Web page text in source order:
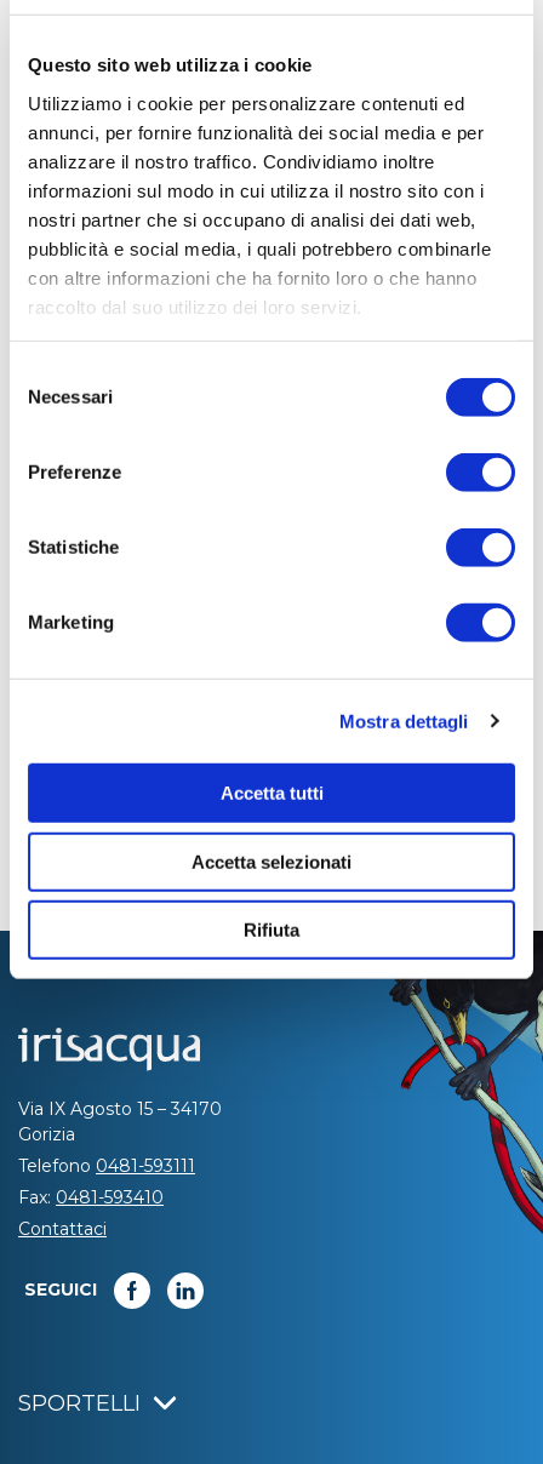
Questo sito web utilizza i cookie
Utilizziamo i cookie per personalizzare contenuti ed
annunci, per fornire funzionalità dei social media e per
analizzare il nostro traffico. Condividiamo inoltre
informazioni sul modo in cui utilizza il nostro sito con i
nostri partner che si occupano di analisi dei dati web,
pubblicità e social media, i quali potrebbero combinarle
con altre informazioni che ha fornito loro o che hanno
raccolto dal suo utilizzo dei loro servizi.
delNecessari
Preferenze
Statistiche
Marketing
Mostra dettagli
Accetta tutti
Accetta selezionati
Rifiuta
FORNITURA LAMPADE DA TERRA
Elenco operatori invitati:
Codice Fiscale:
Procedura di scelta:
Affidamento ai sensi del Regolamento Generale
Aziendale per Lavori Servizi e Forniture (art.238,
comma 7 d.lgs. 163/2006)
Aggiudicatario Nome:
Importo Aggiudicazione:
Tempi di completamento:
Importo Liquidato:
Pagina aggiornata il 04/08/2020
Via IX Agosto 15 – 34170
Gorizia
Telefono 0481-593111
Fax: 0481-593410
Contattaci
SEGUICI
SPORTELLI